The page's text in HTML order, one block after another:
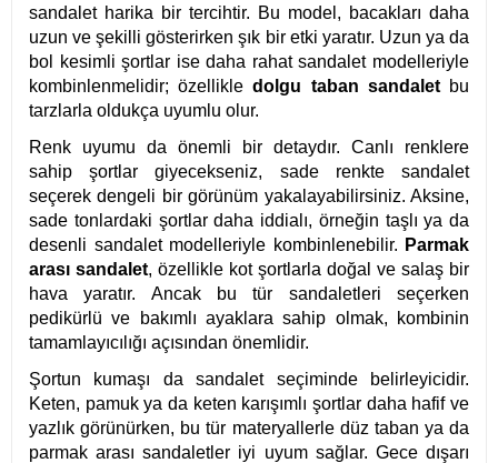
sandalet harika bir tercihtir. Bu model, bacakları daha
uzun ve şekilli gösterirken şık bir etki yaratır. Uzun ya da
bol kesimli şortlar ise daha rahat sandalet modelleriyle
kombinlenmelidir; özellikledolgu taban sandaletbu
tarzlarla oldukça uyumlu olur.
Renk uyumu da önemli bir detaydır. Canlı renklere
sahip şortlar giyecekseniz, sade renkte sandalet
seçerek dengeli bir görünüm yakalayabilirsiniz. Aksine,
sade tonlardaki şortlar daha iddialı, örneğin taşlı ya da
desenli sandalet modelleriyle kombinlenebilir. Parmak
arası sandalet, özellikle kot şortlarla doğal ve salaş bir
hava yaratır. Ancak bu tür sandaletleri seçerken
pedikürlü ve bakımlı ayaklara sahip olmak, kombinin
tamamlayıcılığı açısından önemlidir.
Şortun kumaşı da sandalet seçiminde belirleyicidir.
Keten, pamuk ya da keten karışımlı şortlar daha hafif ve
yazlık görünürken, bu tür materyallerle düz taban ya da
parmak arası sandaletler iyi uyum sağlar. Gece dışarı